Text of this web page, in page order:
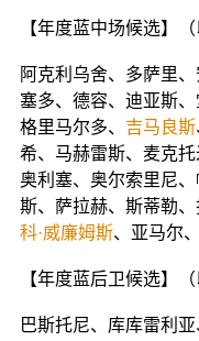
【年度蓝中场候选】
阿克利乌舍、多萨里、
塞多、德容、迪亚斯
格里马尔多、 吉马良斯
希、马赫雷斯、麦克托
奥利塞、奥尔索里尼
斯、萨拉赫、斯蒂勒
科·威廉姆斯、亚马尔
【年度蓝后卫候选】
巴斯托尼、库库雷利